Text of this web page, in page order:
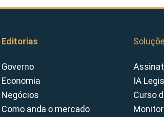
Editorias
Governo
Economia
Negócios
Como anda o mercado
IA
Curso